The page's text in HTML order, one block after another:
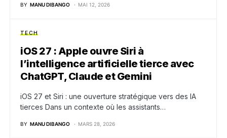
BY MANU DIBANGO MAI 12, 2026
TECH
iOS 27 : Apple ouvre Siri à
l’intelligence artificielle tierce avec
ChatGPT, Claude et Gemini
iOS 27 et Siri : une ouverture stratégique vers des IA
tierces Dans un contexte où les assistants…
BY MANU DIBANGO MARS 28, 2026